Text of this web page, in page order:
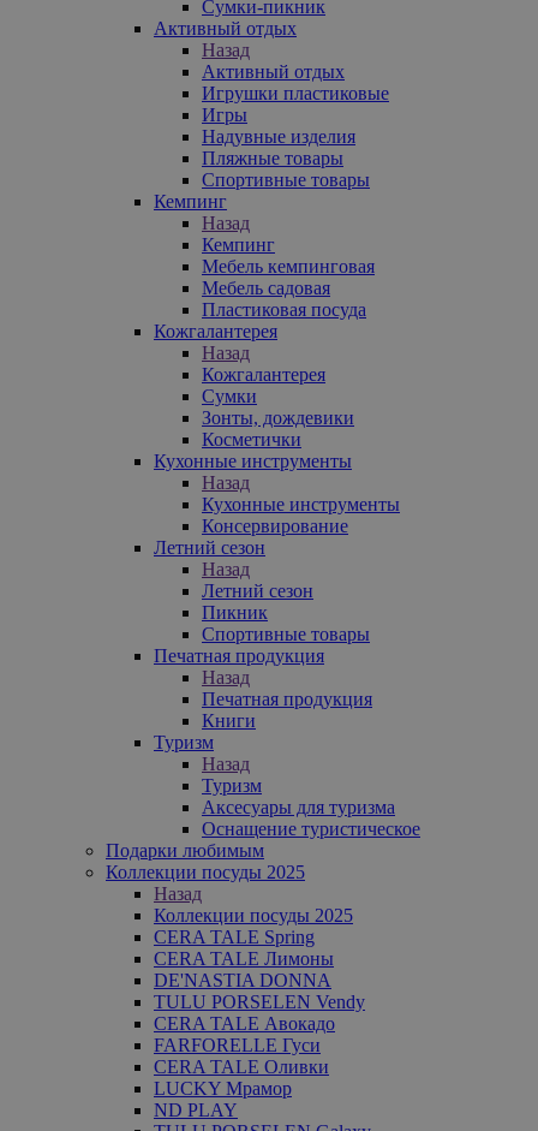
Сумки-пикник
Активный отдых
Назад
Активный отдых
Игрушки пластиковые
Игры
Надувные изделия
Пляжные товары
Спортивные товары
Кемпинг
Назад
Кемпинг
Мебель кемпинговая
Мебель садовая
Пластиковая посуда
Кожгалантерея
Назад
Кожгалантерея
Сумки
Зонты, дождевики
Косметички
Кухонные инструменты
Назад
Кухонные инструменты
Консервирование
Летний сезон
Назад
Летний сезон
Пикник
Спортивные товары
Печатная продукция
Назад
Печатная продукция
Книги
Туризм
Назад
Туризм
Аксесуары для туризма
Оснащение туристическое
Подарки любимым
Коллекции посуды 2025
Назад
Коллекции посуды 2025
CERA TALE Spring
CERA TALE Лимоны
DE'NASTIA DONNA
TULU PORSELEN Vendy
CERA TALE Авокадо
FARFORELLE Гуси
CERA TALE Оливки
LUCKY Мрамор
ND PLAY